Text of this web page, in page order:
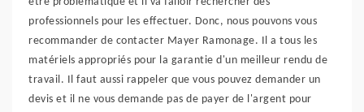
professionnels pour les effectuer. Donc, nous pouvons vous
recommander de contacter Mayer Ramonage. Il a tous les
matériels appropriés pour la garantie d'un meilleur rendu de
travail. Il faut aussi rappeler que vous pouvez demander un
devis et il ne vous demande pas de payer de l'argent pour